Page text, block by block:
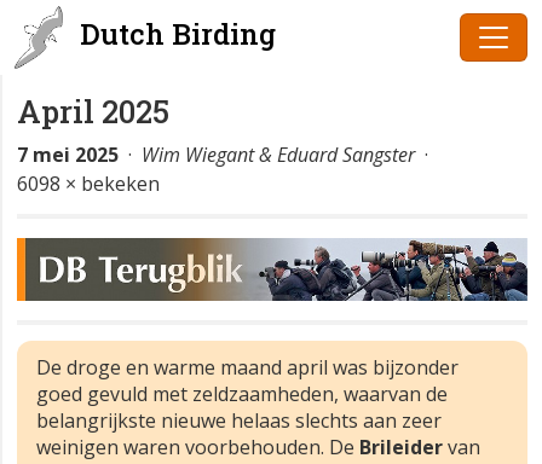
Dutch Birding
April 2025
7 mei 2025 · Wim Wiegant & Eduard Sangster·
6098 × bekeken
De droge en warme maand april was bijzonder
goed gevuld met zeldzaamheden, waarvan de
belangrijkste nieuwe helaas slechts aan zeer
weinigen waren voorbehouden. De Brileidervan